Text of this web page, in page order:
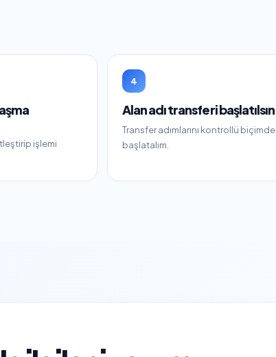
işlemi
4
Alan adı transferi başlatılsın
Transfer adımlarını kontrollü biçimde
başlatalım.